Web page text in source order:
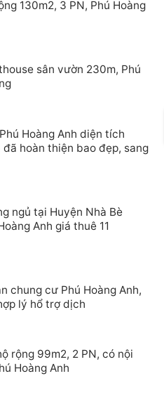
130m2, 3 PN, Phú Hoàng
sân vườn 230m, Phú
Hoàng Anh diện tích
hoàn thiện bao đẹp, sang
ngủ tại Huyện Nhà Bè
Anh giá thuê 11
chung cư Phú Hoàng Anh,
lý hổ trợ dịch
rộng 99m2, 2 PN, có nội
Hoàng Anh